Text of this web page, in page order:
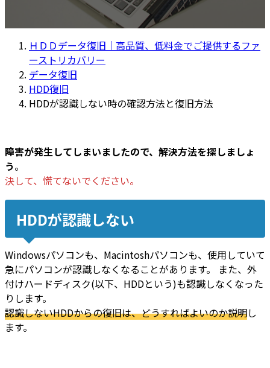
ＨＤＤデータ復旧｜高品質、低料金でご提供するファ
ーストリカバリー
データ復旧
HDD復旧
HDDが認識しない時の確認方法と復旧方法
障害が発生してしまいましたので、解決方法を探しましょ
う。
決して、慌てないでください。
HDDが認識しない
Windowsパソコンも、Macintoshパソコンも、使用していて
急にパソコンが認識しなくなることがあります。 また、外
付けハードディスク(以下、HDDという)も認識しなくなった
りします。
認識しないHDDからの復旧は、どうすればよいのか説明し
ます。